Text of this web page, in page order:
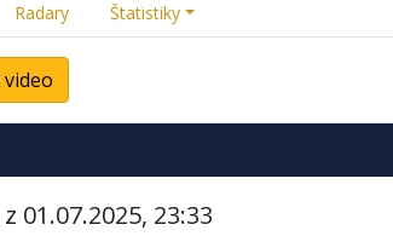
Radary Štatistiky
01.07.2025, 23:33